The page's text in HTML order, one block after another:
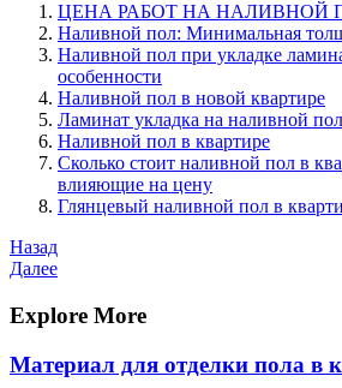
ЦЕНА РАБОТ НА НАЛИВНОЙ
Наливной пол: Минимальная
Наливной пол при укладке
особенности
Наливной пол в новой квартире
Ламинат укладка на наливной пол
Наливной пол в квартире
Сколько стоит наливной пол в
влияющие на цену
Глянцевый наливной пол в
Навигация
по
записям
Предыдущая
запись
Назад
Следующая
Далее
Explore More
Материал для отделки пола в